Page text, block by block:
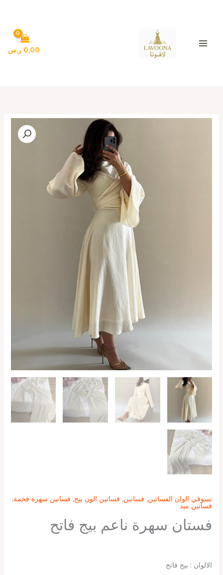
0,00 ر.س
تسوقي الوان الفساتين, فساتين, فساتين الون بيج, فساتين سهرة فخمة,
فساتين ميد
فستان سهرة ناعم بيج فاتح
الالوان : بيج فاتح